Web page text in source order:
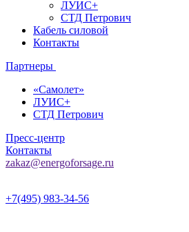
ЛУИС+
СТД Петрович
Кабель силовой
Контакты
Партнеры
«Самолет»
ЛУИС+
СТД Петрович
Пресс-центр
Контакты
zakaz@energoforsage.ru
+7(495) 983-34-56